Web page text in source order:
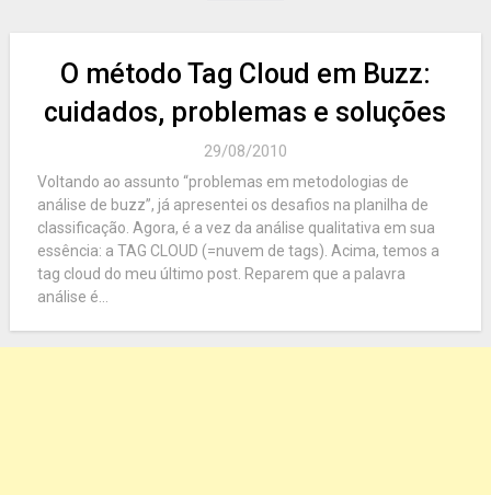
O método Tag Cloud em Buzz:
cuidados, problemas e soluções
29/08/2010
Voltando ao assunto “problemas em metodologias de
análise de buzz”, já apresentei os desafios na planilha de
classificação. Agora, é a vez da análise qualitativa em sua
essência: a TAG CLOUD (=nuvem de tags). Acima, temos a
tag cloud do meu último post. Reparem que a palavra
análise é...